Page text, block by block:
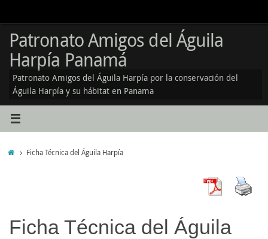
contentPatronato Amigos del Águila
Harpía Panamá
Patronato Amigos del Águila Harpía por la conservación del
Águila Harpía y su hábitat en Panama
HomeFicha Técnica del Águila Harpía
Ficha Técnica del Águila